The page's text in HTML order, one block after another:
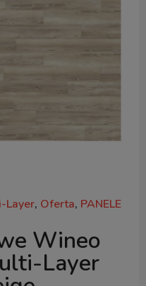
Layer, Oferta, PANELE
Wineo
Layer